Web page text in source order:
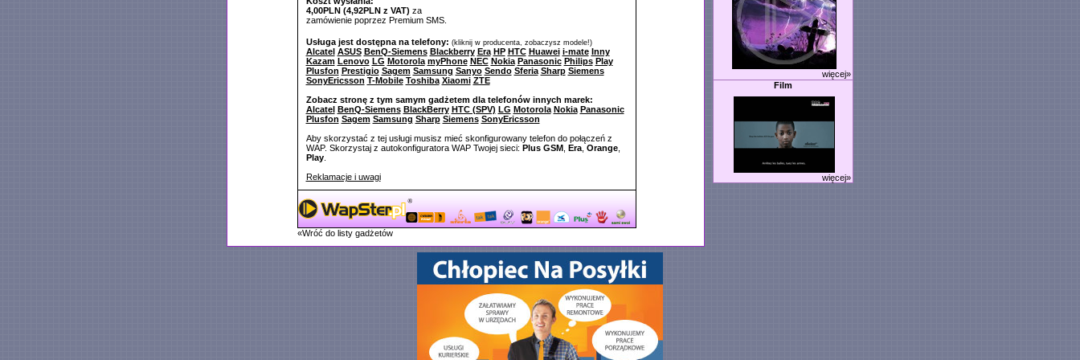
4,00PLN (4,92PLN z VAT) za
zamówienie poprzez Premium SMS.
Usługa jest dostępna na telefony: (kliknij w producenta, zobaczysz modele!)
Alcatel ASUS BenQ-Siemens Blackberry Era HP HTC Huawei i-mate Inny
Kazam Lenovo LG Motorola myPhone NEC Nokia Panasonic Philips Play
Plusfon Prestigio Sagem Samsung Sanyo Sendo Sferia Sharp Siemens
SonyEricsson T-Mobile Toshiba Xiaomi ZTE
Zobacz stronę z tym samym gadżetem dla telefonów innych marek:
Alcatel BenQ-Siemens BlackBerry HTC (SPV) LG Motorola Nokia Panasonic
Plusfon Sagem Samsung Sharp Siemens SonyEricsson
Aby skorzystać z tej usługi musisz mieć skonfigurowany telefon do połączeń z
WAP. Skorzystaj z autokonfiguratora WAP Twojej sieci: Plus GSM, Era, Orange,
Play.
Reklamacje i uwagi
«Wróć do listy gadżetów
więcej»
Film
więcej»